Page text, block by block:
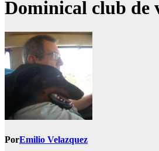
Dominical club de
PorEmilio Velazquez